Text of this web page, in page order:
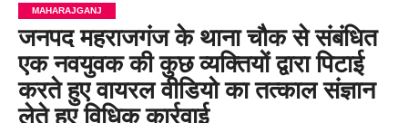
MAHARAJGANJ
जनपद महराजगंज के थाना चौक से संबंधित
एक नवयुवक की कुछ व्यक्तियों द्वारा पिटाई
करते हुए वायरल वीडियो का तत्काल संज्ञान
लेते हुए विधिक कार्रवाई